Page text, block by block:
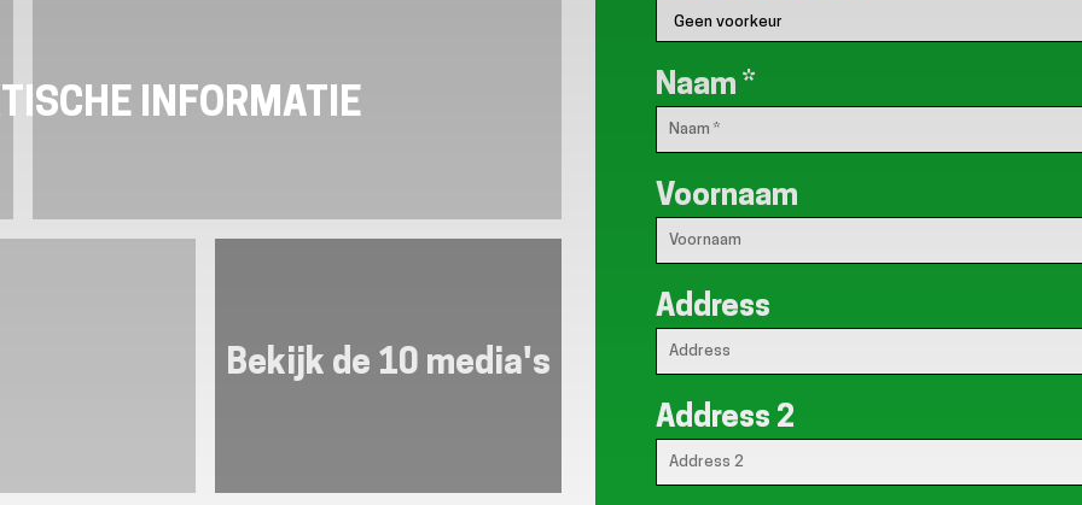
INFORMATIE
Bekijk de 10 media's
Naam *
Voornaam
Address
Address 2